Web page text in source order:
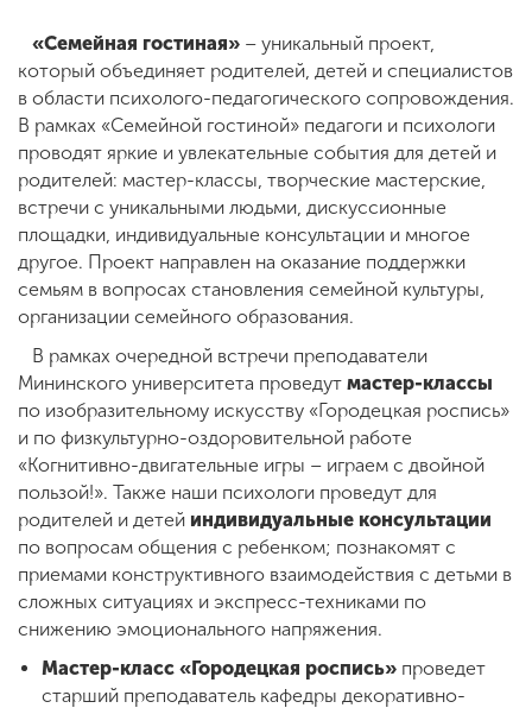
«Семейная гостиная» – уникальный проект,
который объединяет родителей, детей и специалистов
в области психолого-педагогического сопровождения.
В рамках «Семейной гостиной» педагоги и психологи
проводят яркие и увлекательные события для детей и
родителей: мастер-классы, творческие мастерские,
встречи с уникальными людьми, дискуссионные
площадки, индивидуальные консультации и многое
другое. Проект направлен на оказание поддержки
семьям в вопросах становления семейной культуры,
организации семейного образования.
В рамках очередной встречи преподаватели
Мининского университета проведут мастер-классы
по изобразительному искусству «Городецкая роспись»
и по физкультурно-оздоровительной работе
«Когнитивно-двигательные игры – играем с двойной
пользой!». Также наши психологи проведут для
родителей и детей индивидуальные консультации
по вопросам общения с ребенком; познакомят с
приемами конструктивного взаимодействия с детьми в
сложных ситуациях и экспресс-техниками по
снижению эмоционального напряжения.
Мастер-класс «Городецкая роспись» проведет
старший преподаватель кафедры декоративно-